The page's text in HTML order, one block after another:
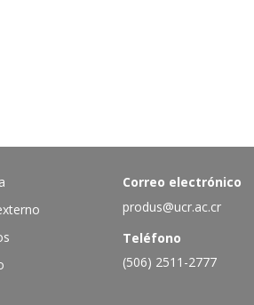
Correo electrónico
produs@ucr.ac.cr
Teléfono
(506) 2511-2777